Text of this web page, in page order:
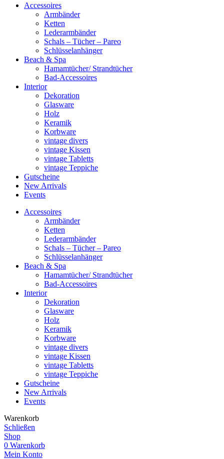
Accessoires
Armbänder
Ketten
Lederarmbänder
Schals – Tücher – Pareo
Schlüsselanhänger
Beach & Spa
Hamamtücher/ Strandtücher
Bad-Accessoires
Interior
Dekoration
Glasware
Holz
Keramik
Korbware
vintage divers
vintage Kissen
vintage Tabletts
vintage Teppiche
Gutscheine
New Arrivals
Events
Accessoires
Armbänder
Ketten
Lederarmbänder
Schals – Tücher – Pareo
Schlüsselanhänger
Beach & Spa
Hamamtücher/ Strandtücher
Bad-Accessoires
Interior
Dekoration
Glasware
Holz
Keramik
Korbware
vintage divers
vintage Kissen
vintage Tabletts
vintage Teppiche
Gutscheine
New Arrivals
Events
Warenkorb
Schließen
Shop
0 Warenkorb
Mein Konto